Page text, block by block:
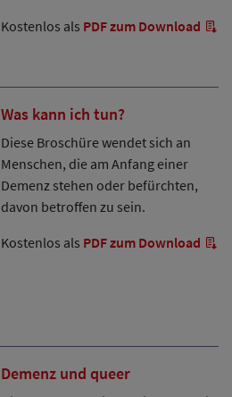
Kostenlos als PDF zum Download
Was kann ich tun?
Diese Broschüre wendet sich an
Menschen, die am Anfang einer
Demenz stehen oder befürchten,
davon betroffen zu sein.
Kostenlos als PDF zum Download
Demenz und queer